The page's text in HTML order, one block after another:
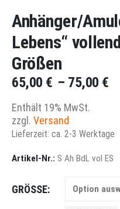
Anhänger/
Lebens“
Größen
65,00 € – 75,00 €
Enthält 19% MwSt.
zzgl. Versand
Lieferzeit: ca. 2-3 Werktage
Artikel-Nr.: S Ah BdL vol ES
GRÖSSE